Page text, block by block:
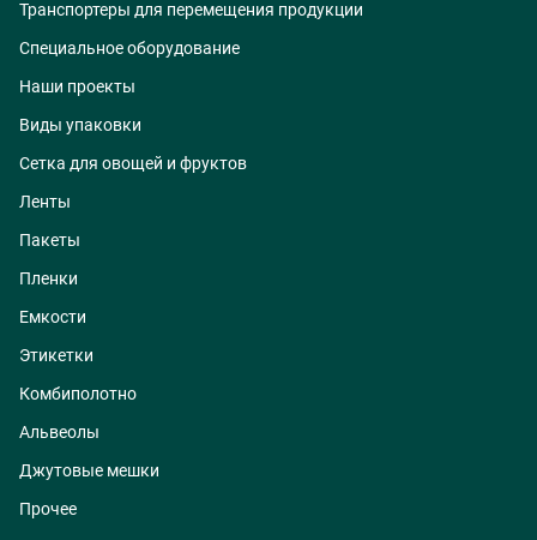
Транспортеры для перемещения продукции
Специальное оборудование
Наши проекты
Виды упаковки
Сетка для овощей и фруктов
Ленты
Пакеты
Пленки
Емкости
Этикетки
Комбиполотно
Альвеолы
Джутовые мешки
Прочее